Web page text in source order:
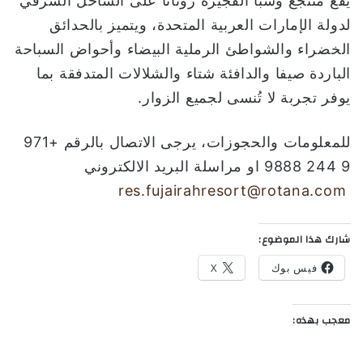
لدولة الإمارات العربية المتحدة، ويتميز بالحدائق
الخضراء والشواطئ الرملية البيضاء وأحواض السباحة
الباردة صيفا والدافئة شتاء والشلالات المتدفقة بما
يوفر تجربة لا تُنسى لجميع الزوار.
للمعلومات والحجوزات، يرجى الاتصال بالرقم +971
9 244 9888 او مراسلة البريد الالكتروني
res.fujairahresort@rotana.com
شارك هذا الموضوع:
فيس بوك X
معجب بهذه: